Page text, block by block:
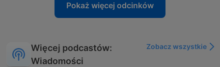
Pokaż więcej odcinków
Więcej podcastów:
Wiadomości
Zobacz wszystkie